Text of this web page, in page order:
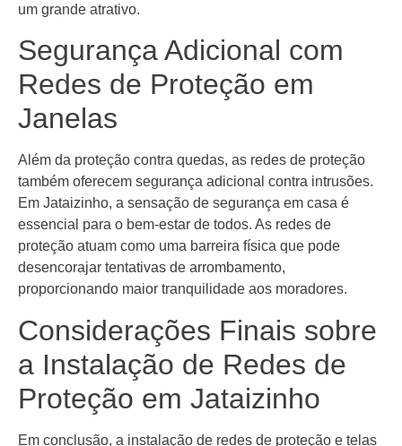
um grande atrativo.
Segurança Adicional com
Redes de Proteção em
Janelas
Além da proteção contra quedas, as redes de proteção
também oferecem segurança adicional contra intrusões.
Em Jataizinho, a sensação de segurança em casa é
essencial para o bem-estar de todos. As redes de
proteção atuam como uma barreira física que pode
desencorajar tentativas de arrombamento,
proporcionando maior tranquilidade aos moradores.
Considerações Finais sobre
a Instalação de Redes de
Proteção em Jataizinho
Em conclusão, a instalação de redes de proteção e telas